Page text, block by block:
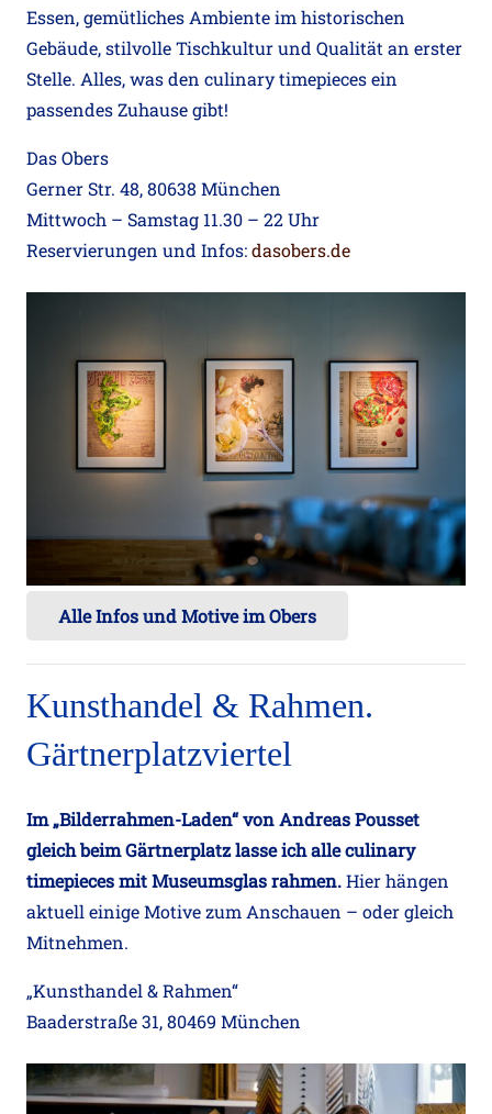
Essen, gemütliches Ambiente im historischen
Gebäude, stilvolle Tischkultur und Qualität an erster
Stelle. Alles, was den culinary timepieces ein
passendes Zuhause gibt!
Das Obers
Gerner Str. 48, 80638 München
Mittwoch – Samstag 11.30 – 22 Uhr
Reservierungen und Infos:dasobers.de
Alle Infos und Motive im Obers
Kunsthandel & Rahmen.
Gärtnerplatzviertel
Im „Bilderrahmen-Laden“ von Andreas Pousset
gleich beim Gärtnerplatz lasse ich alle culinary
timepieces mit Museumsglas rahmen.Hier hängen
aktuell einige Motive zum Anschauen – oder gleich
Mitnehmen.
„Kunsthandel & Rahmen“
Baaderstraße 31, 80469 München